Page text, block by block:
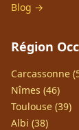
Blog →
Région
Carcassonne
Nîmes (46)
Toulouse (39)
Albi (38)